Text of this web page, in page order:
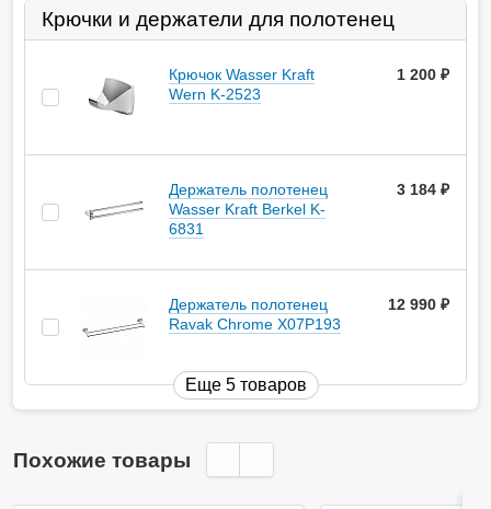
Крючки и держатели для полотенец
Крючок Wasser Kraft
Wern K-2523
1 200
Держатель полотенец
Wasser Kraft Berkel K-
6831
3 184
Держатель полотенец
Ravak Chrome X07P193
12 990
Еще 5 товаров
Похожие товары